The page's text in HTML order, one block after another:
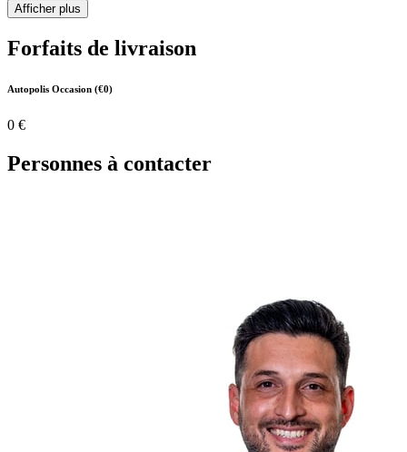
Afficher plus
Forfaits de livraison
Autopolis Occasion (€0)
0 €
Personnes à contacter